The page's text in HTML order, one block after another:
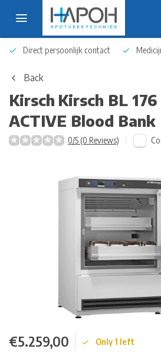
Direct persoonlijk contact
Back
Kirsch Kirsch BL
ACTIVE Blood
0/5 (0 Reviews)
€5.259,00 Only 1 left